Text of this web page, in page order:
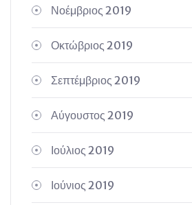
Νοέμβριος 2019
Οκτώβριος 2019
Σεπτέμβριος 2019
Αύγουστος 2019
Ιούλιος 2019
Ιούνιος 2019